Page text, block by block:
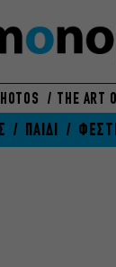
THE ART
ΠΑΙΔΙ